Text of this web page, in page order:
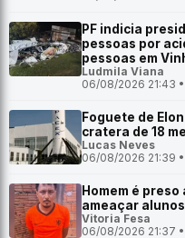
PF indicia
pessoas por
pessoas em
Ludmila Viana
06/08/2026 21:43
Foguete de
cratera de 18
Lucas Neves
06/08/2026 21:39
Homem é
ameaçar
Vitoria Fesa
06/08/2026 21:37